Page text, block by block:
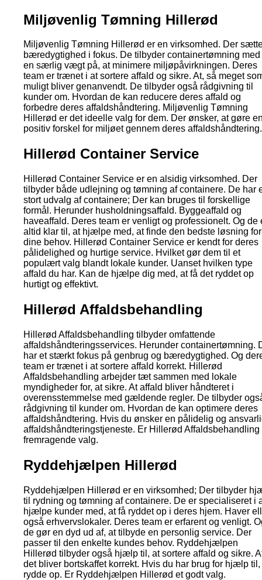
Miljøvenlig Tømning Hillerød
Miljøvenlig Tømning Hillerød er en virksomhed. Der
bæredygtighed i fokus. De tilbyder containertømning med
en særlig vægt på, at minimere miljøpåvirkningen. Deres
team er trænet i at sortere affald og sikre. At, så meget
muligt bliver genanvendt. De tilbyder også rådgivning til
kunder om. Hvordan de kan reducere deres affald og
forbedre deres affaldshåndtering. Miljøvenlig Tømning
Hillerød er det ideelle valg for dem. Der ønsker, at gøre
positiv forskel for miljøet gennem deres affaldshåndtering.
Hillerød Container Service
Hillerød Container Service er en alsidig virksomhed. Der
tilbyder både udlejning og tømning af containere. De har
stort udvalg af containere; Der kan bruges til forskellige
formål. Herunder husholdningsaffald. Byggeaffald og
haveaffald. Deres team er venligt og professionelt. Og de
altid klar til, at hjælpe med, at finde den bedste løsning for
dine behov. Hillerød Container Service er kendt for deres
pålidelighed og hurtige service. Hvilket gør dem til et
populært valg blandt lokale kunder. Uanset hvilken type
affald du har. Kan de hjælpe dig med, at få det ryddet op
hurtigt og effektivt.
Hillerød Affaldsbehandling
Hillerød Affaldsbehandling tilbyder omfattende
affaldshåndteringsservices. Herunder containertømning.
har et stærkt fokus på genbrug og bæredygtighed. Og
team er trænet i at sortere affald korrekt. Hillerød
Affaldsbehandling arbejder tæt sammen med lokale
myndigheder for, at sikre. At affald bliver håndteret i
overensstemmelse med gældende regler. De tilbyder
rådgivning til kunder om. Hvordan de kan optimere deres
affaldshåndtering. Hvis du ønsker en pålidelig og
affaldshåndteringstjeneste. Er Hillerød Affaldsbehandling
fremragende valg.
Ryddehjælpen Hillerød
Ryddehjælpen Hillerød er en virksomhed; Der tilbyder
til rydning og tømning af containere. De er specialiseret i
hjælpe kunder med, at få ryddet op i deres hjem. Haver
også erhvervslokaler. Deres team er erfarent og venligt.
de gør en dyd ud af, at tilbyde en personlig service. Der
passer til den enkelte kundes behov. Ryddehjælpen
Hillerød tilbyder også hjælp til, at sortere affald og sikre.
det bliver bortskaffet korrekt. Hvis du har brug for hjælp til,
rydde op. Er Ryddehjælpen Hillerød et godt valg.